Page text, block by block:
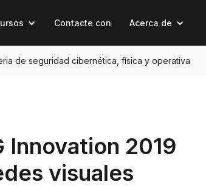
Contacte con Acerca de
de seguridad cibernética, física y operativa
Innovation 2019
visuales